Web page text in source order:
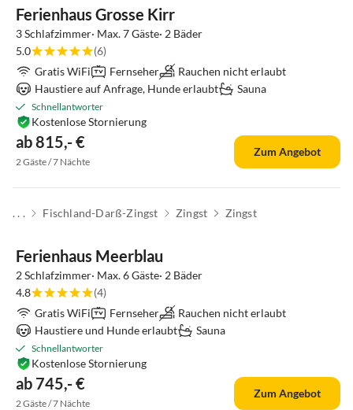
Ferienhaus Grosse Kirr
3 Schlafzimmer· Max. 7 Gäste· 2 Bäder
5.0
(6)
Gratis WiFi
Fernseher
Rauchen nicht erlaubt
Haustiere auf Anfrage, Hunde erlaubt
Sauna
Schnellantworter
ab 815,- €
Kostenlose Stornierung
2 Gäste / 7 Nächte
Zum Angebot
. . . Fischland-Darß-Zingst Zingst Zingst
Ferienhaus Meerblau
2 Schlafzimmer· Max. 6 Gäste· 2 Bäder
4.8
(4)
Gratis WiFi
Fernseher
Rauchen nicht erlaubt
Haustiere und Hunde erlaubt
Sauna
Schnellantworter
ab 745,- €
Kostenlose Stornierung
2 Gäste / 7 Nächte
Zum Angebot